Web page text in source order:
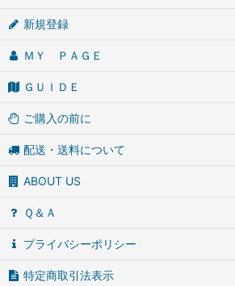
新規登録
ＭＹ ＰＡＧＥ
ＧＵＩＤＥ
ご購入の前に
配送・送料について
ABOUT US
Ｑ＆Ａ
プライバシーポリシー
特定商取引法表示